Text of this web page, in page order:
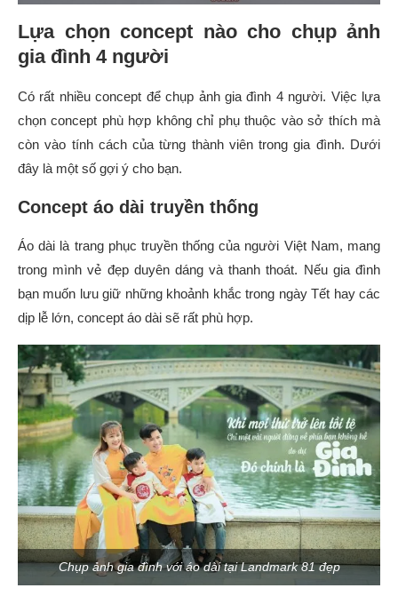
Lựa chọn concept nào cho chụp ảnh
gia đình 4 người
Có rất nhiều concept để chụp ảnh gia đình 4 người. Việc lựa
chọn concept phù hợp không chỉ phụ thuộc vào sở thích mà
còn vào tính cách của từng thành viên trong gia đình. Dưới
đây là một số gợi ý cho bạn.
Concept áo dài truyền thống
Áo dài là trang phục truyền thống của người Việt Nam, mang
trong mình vẻ đẹp duyên dáng và thanh thoát. Nếu gia đình
bạn muốn lưu giữ những khoảnh khắc trong ngày Tết hay các
dịp lễ lớn, concept áo dài sẽ rất phù hợp.
Chụp ảnh gia đình với áo dài tại Landmark 81 đẹp